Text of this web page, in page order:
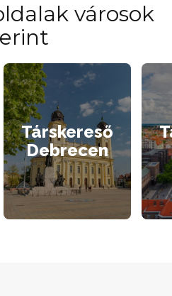
városok
Társkereső
Debrecen